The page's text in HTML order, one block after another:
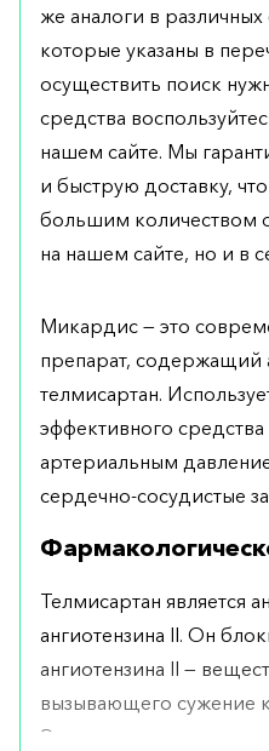
же аналоги в
которые указаны в
осуществить поиск
средства
нашем сайте. Мы
и быструю доставку,
большим количеством
на нашем сайте, но и в
Микардис — это
препарат, содержащий
телмисартан.
эффективного
артериальным
сердечно-сосудистые
Телмисартан является
ангиотензина II. Он
ангиотензина II —
вызывающего сужение
Это приводит к